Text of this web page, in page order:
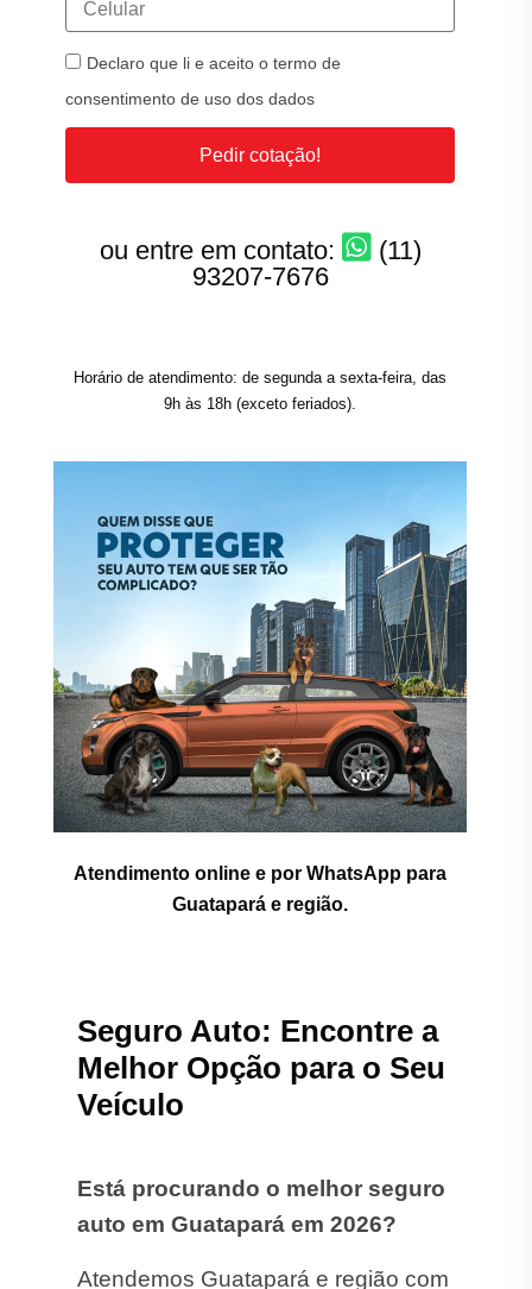
Declaro que li e aceito o termo de
consentimento de uso dos dados
Pedir cotação!
ou entre em contato:
(11)
93207-7676
Horário de atendimento: de segunda a sexta-feira, das
9h às 18h (exceto feriados).
Atendimento online e por WhatsApp para
Guatapará e região.
Seguro Auto: Encontre a
Melhor Opção para o Seu
Veículo
Está procurando o melhor seguro
auto em Guatapará em 2026?
Atendemos Guatapará e região com